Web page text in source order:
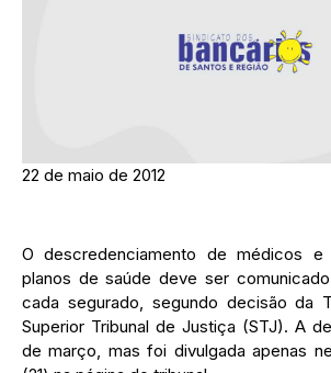
22 de maio de 2012
O descredenciamento de médicos
planos de saúde deve ser
cada segurado, segundo decisão da
Superior Tribunal de Justiça (STJ). A
de março, mas foi divulgada apenas